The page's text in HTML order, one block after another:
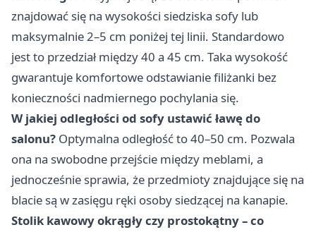
znajdować się na wysokości siedziska sofy lub
maksymalnie 2–5 cm poniżej tej linii. Standardowo
jest to przedział między 40 a 45 cm. Taka wysokość
gwarantuje komfortowe odstawianie filiżanki bez
konieczności nadmiernego pochylania się.
W jakiej odległości od sofy ustawić ławę do
salonu? Optymalna odległość to 40–50 cm. Pozwala
ona na swobodne przejście między meblami, a
jednocześnie sprawia, że przedmioty znajdujące się na
blacie są w zasięgu ręki osoby siedzącej na kanapie.
Stolik kawowy okrągły czy prostokątny – co